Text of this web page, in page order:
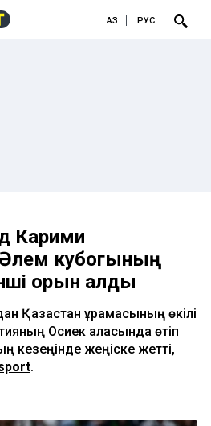
ҚАЗ РУС
Карими
Әлем кубогының
орын алды
Қазақстан құрамасының өкілі
Осиек қаласында өтіп
кезеңінде жеңіске жетті,
.